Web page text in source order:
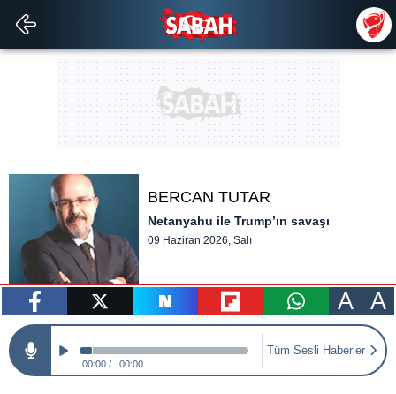
BERCAN TUTAR
Netanyahu ile Trump’ın savaşı
09 Haziran 2026, Salı
paylaş tweetle paylaş paylaş paylaş
A A
00:00 00:00
Tüm Sesli Haberler